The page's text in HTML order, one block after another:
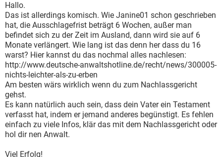
Hallo.
Das ist allerdings komisch. Wie Janine01 schon geschrieben
hat, die Ausschlagefrist beträgt 6 Wochen, außer man
befindet sich zu der Zeit im Ausland, dann wird sie auf 6
Monate verlängert. Wie lang ist das denn her dass du 16
warst? Hier kannst du das nochmal alles nachlesen:
http://www.deutsche-anwaltshotline.de/recht/news/300005-
nichts-leichter-als-zu-erben
Am besten wärs wirklich wenn du zum Nachlassgericht
gehst.
Es kann natürlich auch sein, dass dein Vater ein Testament
verfasst hat, indem er jemand anderes begünstigt. Es fehlen
einfach zu viele Infos, klär das mit dem Nachlassgericht oder
hol dir nen Anwalt.
Viel Erfolg!